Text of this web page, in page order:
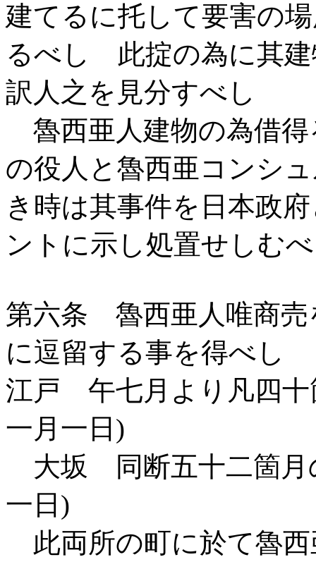
建てるに托して要害の
るべし 此掟の為に其建
訳人之を見分すべし
魯西亜人建物の為借得
の役人と魯西亜コンシ
き時は其事件を日本政
ントに示し処置せしむ
第六条 魯西亜人唯商売
に逗留する事を得べし
江戸 午七月より凡四十
一月一日)
大坂 同断五十二箇月
一日)
此両所の町に於て魯